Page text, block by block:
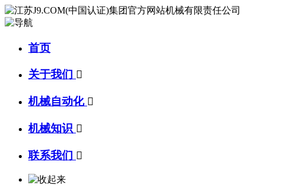
首页
关于我们 
机械自动化 
机械知识 
联系我们 